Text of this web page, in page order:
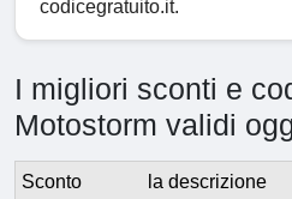
codicegratuito.it.
I migliori sconti e
Motostorm validi
Sconto la descrizione